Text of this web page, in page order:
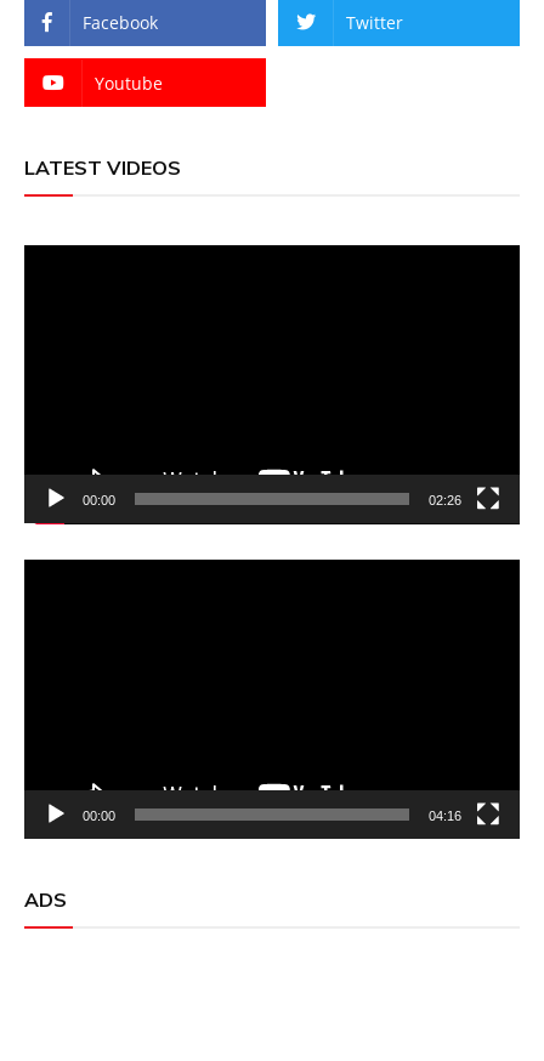
Facebook Twitter
Youtube
LATEST VIDEOS
00:00 02:26
00:00 04:16
ADS